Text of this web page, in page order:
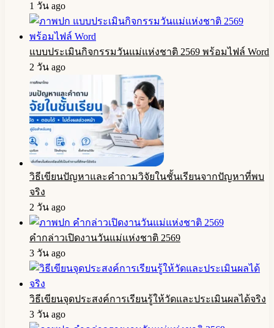
1 วัน ago
แบบประเมินกิจกรรมวันแม่แห่งชาติ 2569 พร้อมไฟล์ Word
2 วัน ago
วิธีเขียนปัญหาและคำถามวิจัยในชั้นเรียนจากปัญหาที่พบ
จริง
2 วัน ago
คำกล่าวเปิดงานวันแม่แห่งชาติ 2569
3 วัน ago
วิธีเขียนจุดประสงค์การเรียนรู้ให้วัดและประเมินผลได้จริง
3 วัน ago